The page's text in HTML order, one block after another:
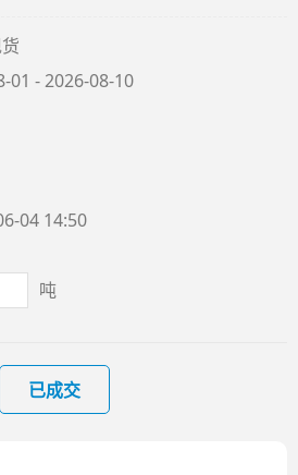
01 - 2026-08-10
04 14:50
吨
已成交